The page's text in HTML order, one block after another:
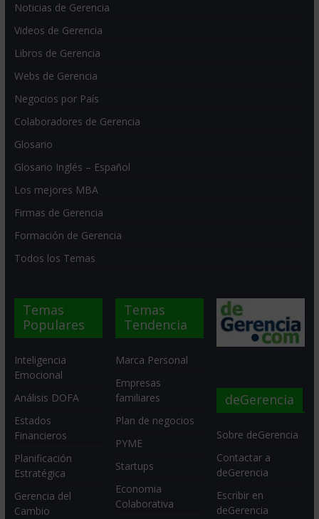
Noticias de Gerencia
Videos de Gerencia
Libros de Gerencia
Webs de Gerencia
Negocios por País
Colaboradores de Gerencia
Glosario
Glosario Inglés – Español
Los mejores MBA
Firmas de Gerencia
Formación de Gerencia
Todos los Temas
Temas
Populares
Inteligencia
Emocional
Análisis DOFA
Estados
Financieros
Planificación
Estratégica
Gerencia del
Cambio
Temas
Tendencia
Marca Personal
Empresas
familiares
Plan de negocios
PYME
Startups
Economia
Colaborativa
deGerencia
Sobre deGerencia
Contactar a
deGerencia
Escribir en
deGerencia